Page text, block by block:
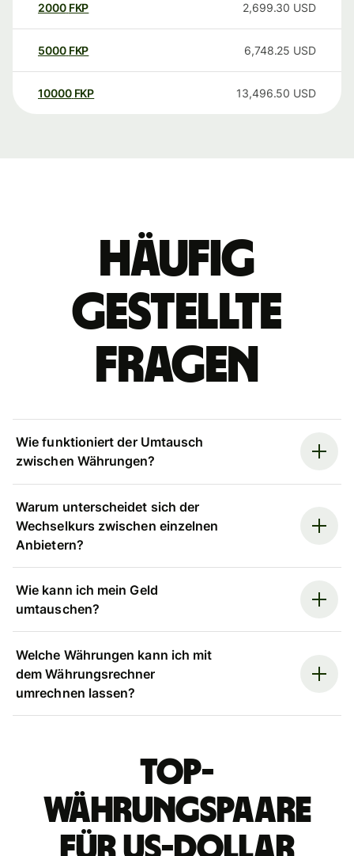
2000 FKP 2,699.30 USD
5000 FKP 6,748.25 USD
10000 FKP 13,496.50 USD
Häufig
gestellte
Fragen
Wie funktioniert der Umtausch
zwischen Währungen?
Warum unterscheidet sich der
Wechselkurs zwischen einzelnen
Anbietern?
Wie kann ich mein Geld
umtauschen?
Welche Währungen kann ich mit
dem Währungsrechner
umrechnen lassen?
Top-
Währungspaare